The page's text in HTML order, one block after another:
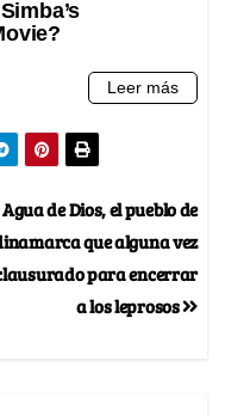
Agua de Dios, el pueblo de
que alguna vez
para encerrar
a los leprosos